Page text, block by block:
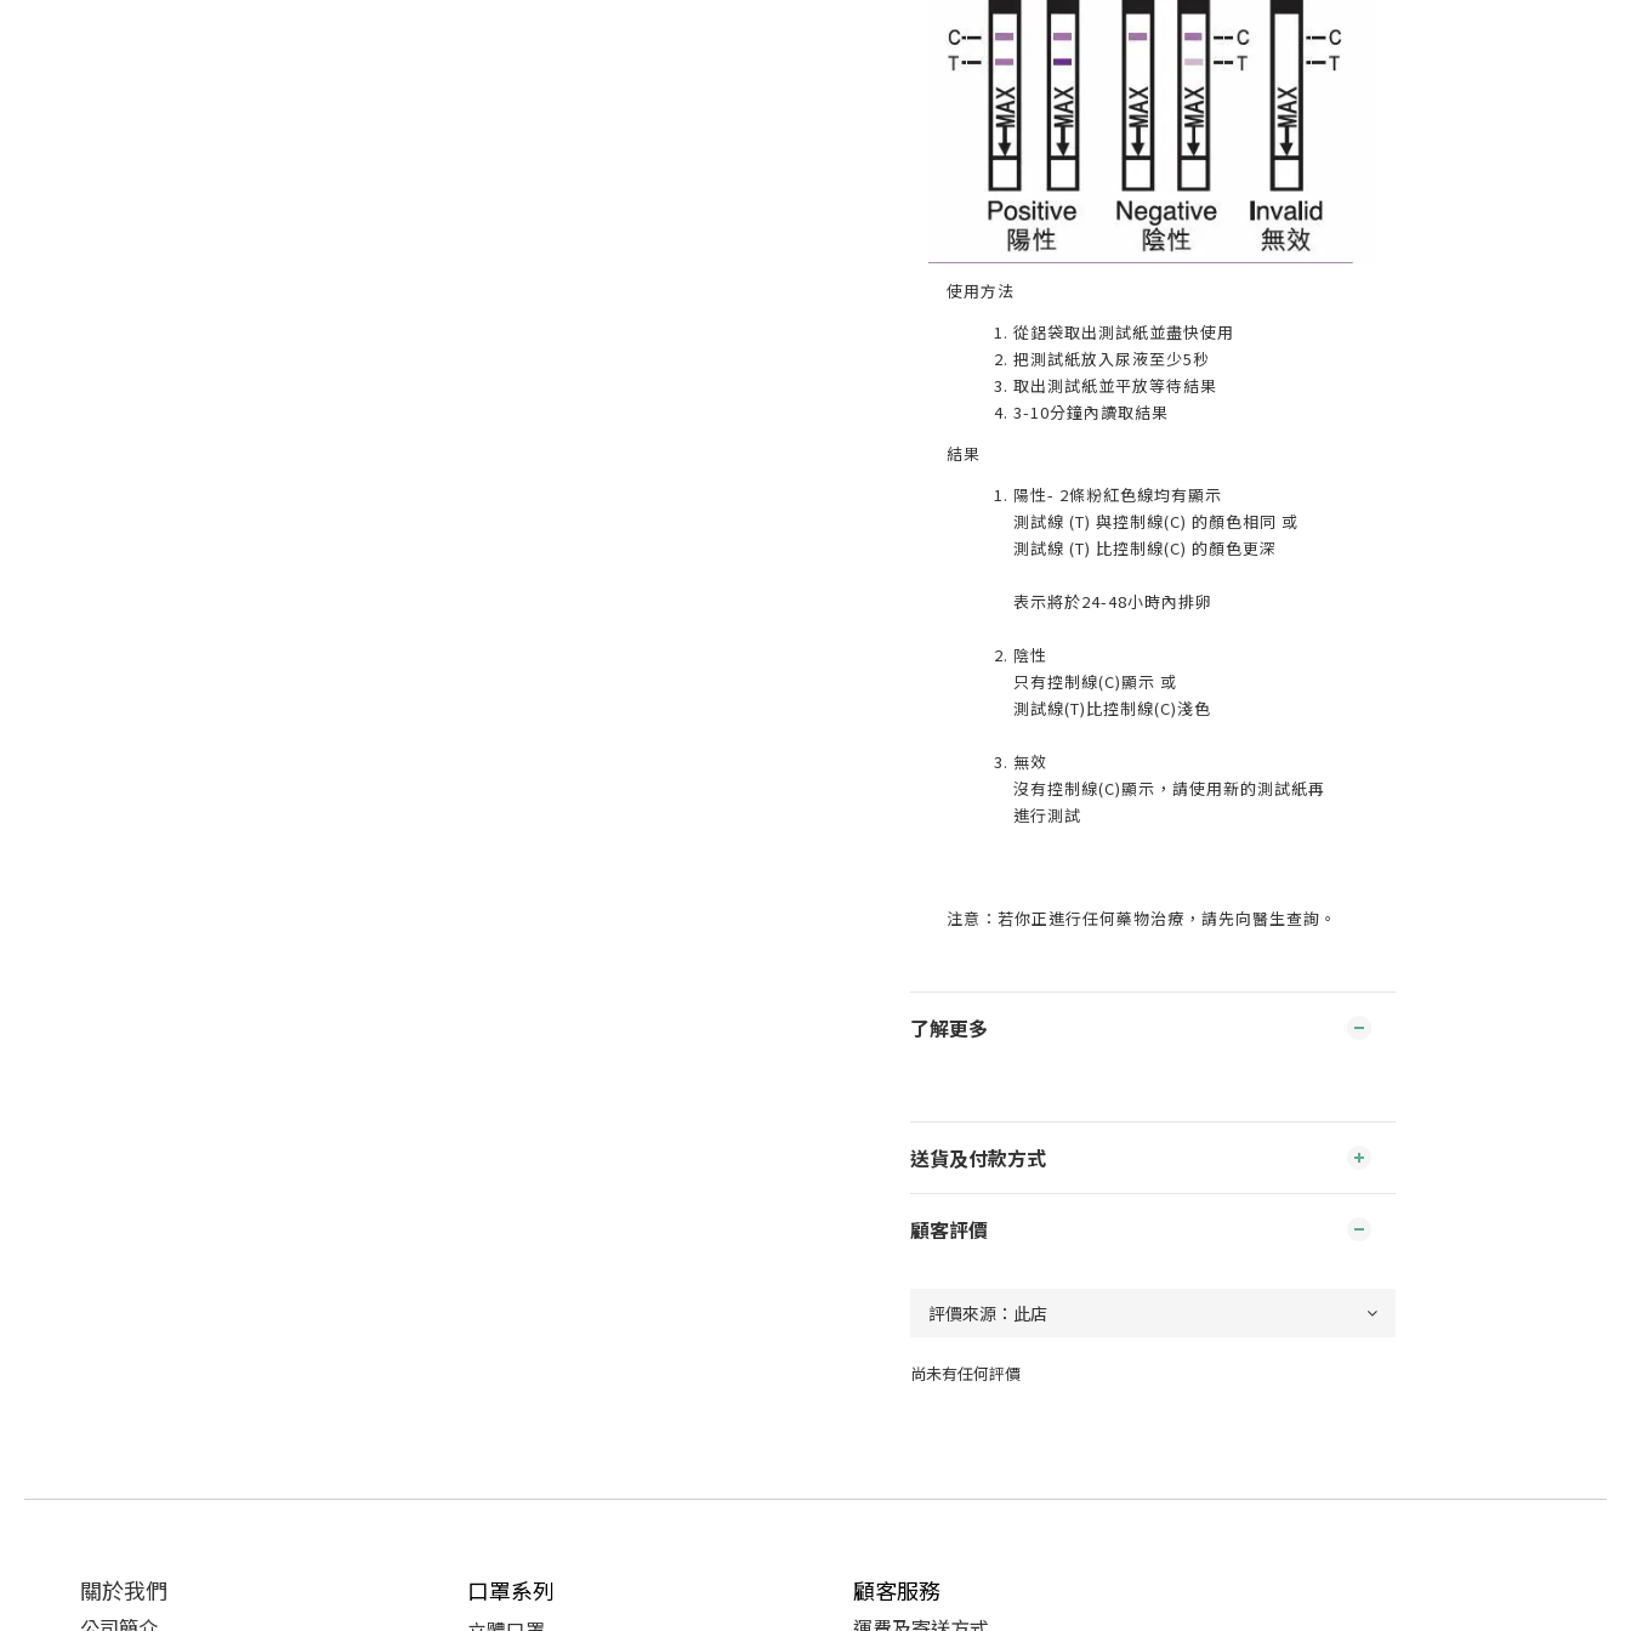
使用方法
從鋁袋取出測試紙並盡快使用
把測試紙放入尿液至少5秒
取出測試紙並平放等待結果
3-10分鐘內讀取結果
結果
陽性- 2條粉紅色線均有顯示
測試線 (T) 與控制線(C) 的顏色相同 或
測試線 (T) 比控制線(C) 的顏色更深
表示將於24-48小時內排卵
陰性
只有控制線(C)顯示 或
測試線(T)比控制線(C)淺色
無效
沒有控制線(C)顯示，請使用新的測試紙再
進行測試
注意：若你正進行任何藥物治療，請先向醫生查詢。
了解更多
送貨及付款方式
顧客評價
尚未有任何評價
關於我們 口罩系列 顧客服務